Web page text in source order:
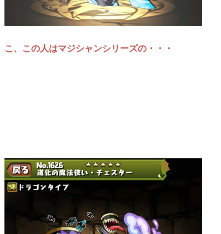
こ、この人はマジシャンシリーズの・・・